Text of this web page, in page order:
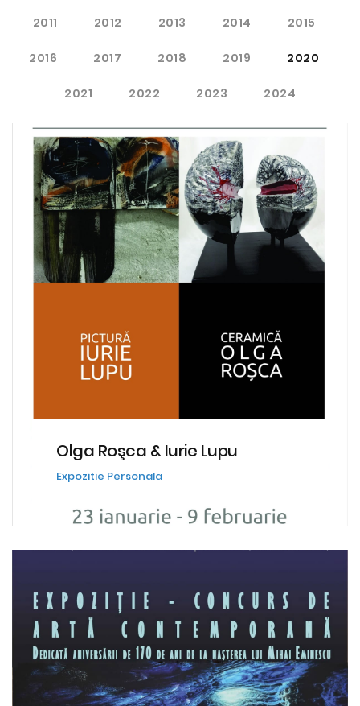
2011 2012 2013 2014 2015
2016 2017 2018 2019 2020
2021 2022 2023 2024
Olga Roşca & Iurie Lupu
Expozitie Personala